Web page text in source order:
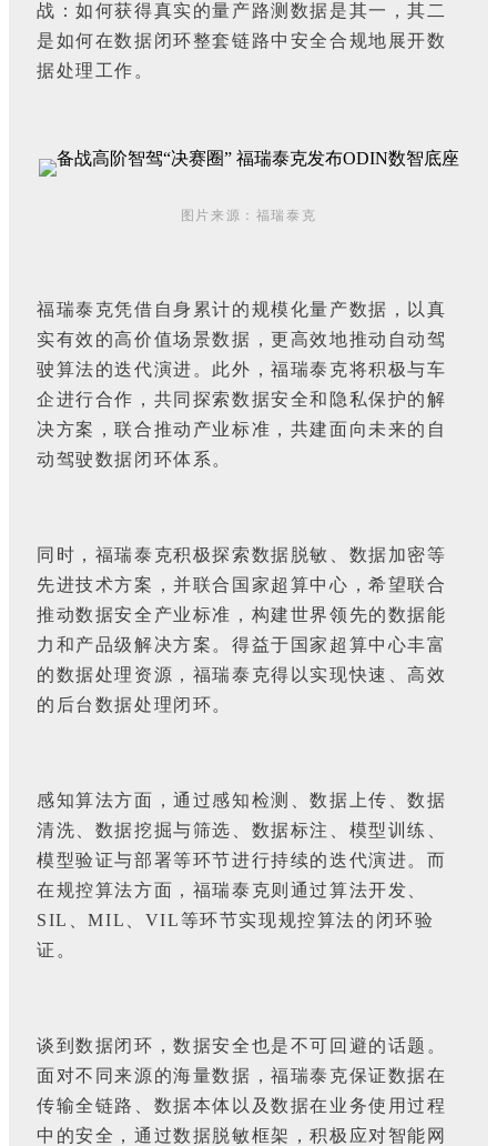
战：如何获得真实的量产路测数据是其一，其二
是如何在数据闭环整套链路中安全合规地展开数
据处理工作。
图片来源：福瑞泰克
福瑞泰克凭借自身累计的规模化量产数据，以真
实有效的高价值场景数据，更高效地推动自动驾
驶算法的迭代演进。此外，福瑞泰克将积极与车
企进行合作，共同探索数据安全和隐私保护的解
决方案，联合推动产业标准，共建面向未来的自
动驾驶数据闭环体系。
同时，福瑞泰克积极探索数据脱敏、数据加密等
先进技术方案，并联合国家超算中心，希望联合
推动数据安全产业标准，构建世界领先的数据能
力和产品级解决方案。得益于国家超算中心丰富
的数据处理资源，福瑞泰克得以实现快速、高效
的后台数据处理闭环。
感知算法方面，通过感知检测、数据上传、数据
清洗、数据挖掘与筛选、数据标注、模型训练、
模型验证与部署等环节进行持续的迭代演进。而
在规控算法方面，福瑞泰克则通过算法开发、
SIL、MIL、VIL等环节实现规控算法的闭环验
证。
谈到数据闭环，数据安全也是不可回避的话题。
面对不同来源的海量数据，福瑞泰克保证数据在
传输全链路、数据本体以及数据在业务使用过程
中的安全，通过数据脱敏框架，积极应对智能网